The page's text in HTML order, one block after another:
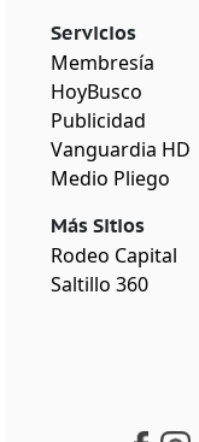
Servicios
Membresía
HoyBusco
Publicidad
Vanguardia HD
Medio Pliego
Más Sitios
Rodeo Capital
Saltillo 360